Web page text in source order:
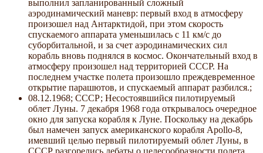
выполнил запланированный сложный
аэродинамический маневр: первый вход в атмосферу
произошел над Антарктидой, при этом скорость
спускаемого аппарата уменьшилась с 11 км/с до
суборбитальной, и за счет аэродинамических сил
корабль вновь поднялся в космос. Окончательный вход в
атмосферу произошел над территорией СССР. На
последнем участке полета произошло преждевременное
открытие парашютов, и спускаемый аппарат разбился.;
08.12.1968; СССР; Несостоявшийся пилотируемый
облет Луны. 7 декабря 1968 года открывалось очередное
окно для запуска корабля к Луне. Поскольку на декабрь
был намечен запуск американского корабля Apollo-8,
имевший целью первый пилотируемый облет Луны, в
СССР разгорелись дебаты о целесообразности полета